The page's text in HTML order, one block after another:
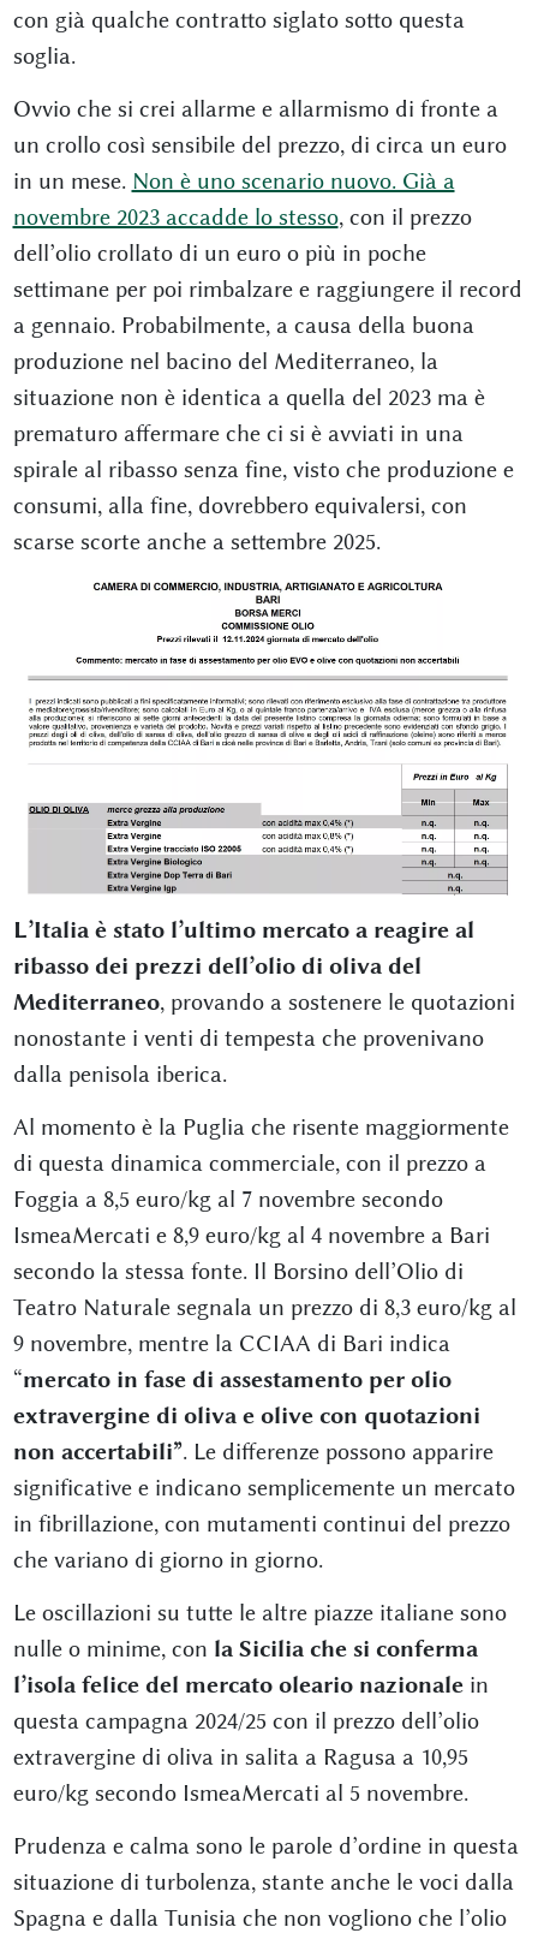
con già qualche contratto siglato sotto questa
soglia.
Ovvio che si crei allarme e allarmismo di fronte a
un crollo così sensibile del prezzo, di circa un euro
in un mese. Non è uno scenario nuovo. Già a
novembre 2023 accadde lo stesso, con il prezzo
dell’olio crollato di un euro o più in poche
settimane per poi rimbalzare e raggiungere il record
a gennaio. Probabilmente, a causa della buona
produzione nel bacino del Mediterraneo, la
situazione non è identica a quella del 2023 ma è
prematuro affermare che ci si è avviati in una
spirale al ribasso senza fine, visto che produzione e
consumi, alla fine, dovrebbero equivalersi, con
scarse scorte anche a settembre 2025.
L’Italia è stato l’ultimo mercato a reagire al
ribasso dei prezzi dell’olio di oliva del
Mediterraneo, provando a sostenere le quotazioni
nonostante i venti di tempesta che provenivano
dalla penisola iberica.
Al momento è la Puglia che risente maggiormente
di questa dinamica commerciale, con il prezzo a
Foggia a 8,5 euro/kg al 7 novembre secondo
IsmeaMercati e 8,9 euro/kg al 4 novembre a Bari
secondo la stessa fonte. Il Borsino dell’Olio di
Teatro Naturale segnala un prezzo di 8,3 euro/kg al
9 novembre, mentre la CCIAA di Bari indica
“mercato in fase di assestamento per olio
extravergine di oliva e olive con quotazioni
non accertabili”. Le differenze possono apparire
significative e indicano semplicemente un mercato
in fibrillazione, con mutamenti continui del prezzo
che variano di giorno in giorno.
Le oscillazioni su tutte le altre piazze italiane sono
nulle o minime, con la Sicilia che si conferma
l’isola felice del mercato oleario nazionale in
questa campagna 2024/25 con il prezzo dell’olio
extravergine di oliva in salita a Ragusa a 10,95
euro/kg secondo IsmeaMercati al 5 novembre.
Prudenza e calma sono le parole d’ordine in questa
situazione di turbolenza, stante anche le voci dalla
Spagna e dalla Tunisia che non vogliono che l’olio